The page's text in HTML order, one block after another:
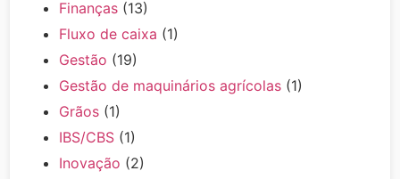
Finanças (13)
Fluxo de caixa (1)
Gestão (19)
Gestão de maquinários agrícolas (1)
Grãos (1)
IBS/CBS (1)
Inovação (2)